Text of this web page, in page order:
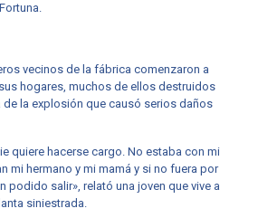
vecinos de la fábrica comenzaron a
hogares, muchos de ellos destruidos
de la explosión que causó serios daños
quiere hacerse cargo. No estaba con mi
mi hermano y mi mamá y si no fuera por
podido salir», relató una joven que vive a
siniestrada.